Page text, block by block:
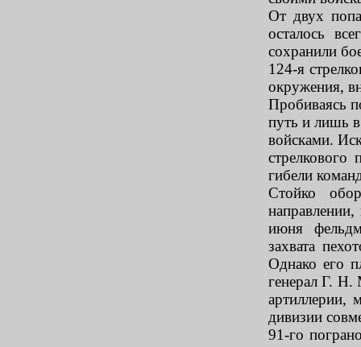
От двух
осталось
сохранили
124-я
окружения,
Пробиваясь
путь и лишь
войсками.
гибели
Стойко
июня
захвата
Однако его
генерал Г. Н.
артиллерии,
дивизии
91-го